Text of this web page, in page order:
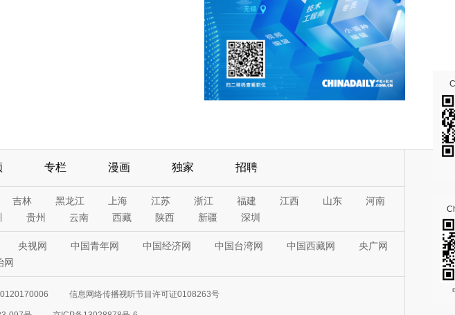
专栏 漫画 独家 招聘
吉林 黑龙江 上海 江苏 浙江 福建 江西 山东
河南
贵州 云南 西藏 陕西 新疆 深圳
央视网 中国青年网 中国经济网 中国台湾网 中国西藏网
央广网
网
信息网络传播视听节目许可证0108263号